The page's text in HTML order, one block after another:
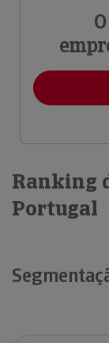
Ranking
Portugal